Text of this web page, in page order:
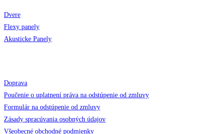
Dvere
Flexy panely
Akusticke Panely
Doprava
Poučenie o uplatnení práva na odstúpenie od zmluvy
Formulár na odstúpenie od zmluvy
Zásady spracúvania osobných údajov
Všeobecné obchodné podmienky